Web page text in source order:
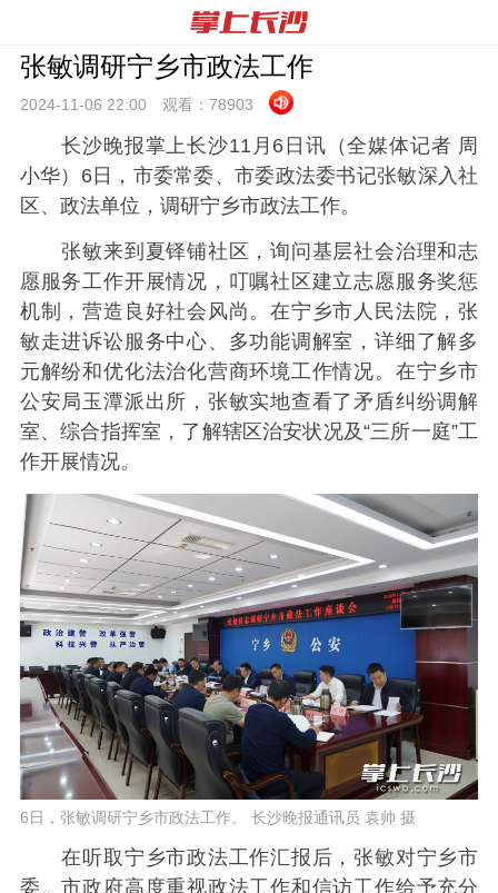
张敏调研宁乡市政法工作
2024-11-06 22:00 观看： 78903
长沙晚报掌上长沙11月6日讯（全媒体记者 周
小华）6日，市委常委、市委政法委书记张敏深入社
区、政法单位，调研宁乡市政法工作。
张敏来到夏铎铺社区，询问基层社会治理和志
愿服务工作开展情况，叮嘱社区建立志愿服务奖惩
机制，营造良好社会风尚。在宁乡市人民法院，张
敏走进诉讼服务中心、多功能调解室，详细了解多
元解纷和优化法治化营商环境工作情况。在宁乡市
公安局玉潭派出所，张敏实地查看了矛盾纠纷调解
室、综合指挥室，了解辖区治安状况及“三所一庭”工
作开展情况。
6日，张敏调研宁乡市政法工作。 长沙晚报通讯员 袁帅 摄
在听取宁乡市政法工作汇报后，张敏对宁乡市
委、市政府高度重视政法工作和信访工作给予充分